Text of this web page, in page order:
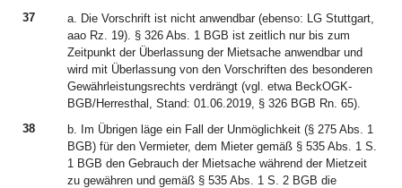
37
a. Die Vorschrift ist nicht anwendbar (ebenso: LG Stuttgart,
aao Rz. 19). § 326 Abs. 1 BGB ist zeitlich nur bis zum
Zeitpunkt der Überlassung der Mietsache anwendbar und
wird mit Überlassung von den Vorschriften des besonderen
Gewährleistungsrechts verdrängt (vgl. etwa BeckOGK-
BGB/Herresthal, Stand: 01.06.2019, § 326 BGB Rn. 65).
38
b. Im Übrigen läge ein Fall der Unmöglichkeit (§ 275 Abs. 1
BGB) für den Vermieter, dem Mieter gemäß § 535 Abs. 1 S.
1 BGB den Gebrauch der Mietsache während der Mietzeit
zu gewähren und gemäß § 535 Abs. 1 S. 2 BGB die